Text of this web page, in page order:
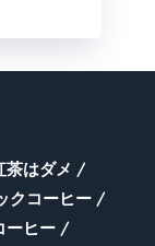
茶はダメ
クコーヒー
ーヒー